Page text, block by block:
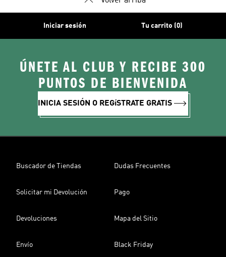
Iniciar sesión Tu carrito (0)
ÚNETE AL CLUB Y RECIBE 300
PUNTOS DE BIENVENIDA
INICIA SESIÓN O REGíSTRATE GRATIS
Buscador de Tiendas Dudas Frecuentes
Solicitar mi Devolución Pago
Devoluciones Mapa del Sitio
Envío Black Friday